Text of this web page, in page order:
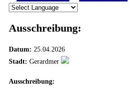
Ausschreibung:
Datum: 25.04.2026
Stadt: Gerardmer
Ausschreibung: